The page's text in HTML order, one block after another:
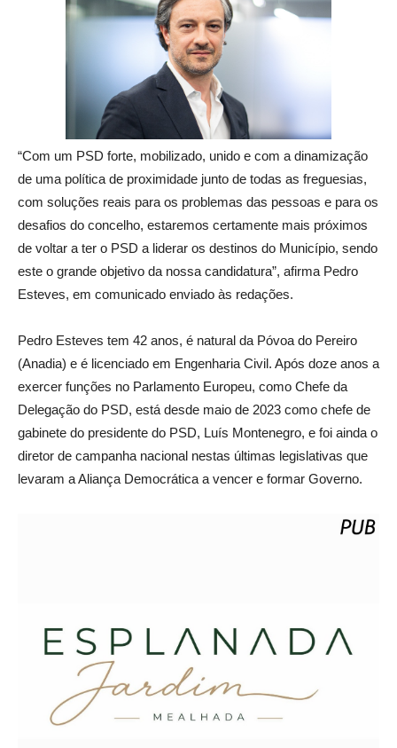
“Com um PSD forte, mobilizado, unido e com a dinamização
de uma política de proximidade junto de todas as freguesias,
com soluções reais para os problemas das pessoas e para os
desafios do concelho, estaremos certamente mais próximos
de voltar a ter o PSD a liderar os destinos do Município, sendo
este o grande objetivo da nossa candidatura”, afirma Pedro
Esteves, em comunicado enviado às redações.
Pedro Esteves tem 42 anos, é natural da Póvoa do Pereiro
(Anadia) e é licenciado em Engenharia Civil. Após doze anos a
exercer funções no Parlamento Europeu, como Chefe da
Delegação do PSD, está desde maio de 2023 como chefe de
gabinete do presidente do PSD, Luís Montenegro, e foi ainda o
diretor de campanha nacional nestas últimas legislativas que
levaram a Aliança Democrática a vencer e formar Governo.